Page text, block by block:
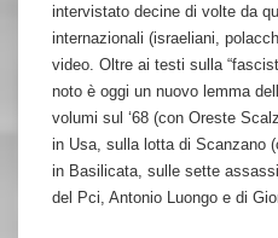
intervistato decine di volte da
internazionali (israeliani,
video. Oltre ai testi sulla
noto è oggi un nuovo lemma
volumi sul ‘68 (con Oreste
in Usa, sulla lotta di Scanzano
in Basilicata, sulle sette
del Pci, Antonio Luongo e di